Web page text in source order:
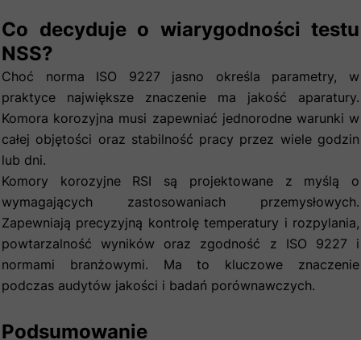
Co decyduje o wiarygodności testu
NSS?
Choć norma ISO 9227 jasno określa parametry, w
praktyce największe znaczenie ma jakość aparatury.
Komora korozyjna musi zapewniać jednorodne warunki w
całej objętości oraz stabilność pracy przez wiele godzin
lub dni.
Komory korozyjne RSI są projektowane z myślą o
wymagających zastosowaniach przemysłowych.
Zapewniają precyzyjną kontrolę temperatury i rozpylania,
powtarzalność wyników oraz zgodność z ISO 9227 i
normami branżowymi. Ma to kluczowe znaczenie
podczas audytów jakości i badań porównawczych.
Podsumowanie